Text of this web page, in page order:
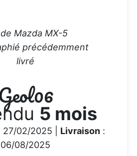
de Mazda MX-5
précédemment
livré
5 mois
27/02/2025 | Livraison :
06/08/2025